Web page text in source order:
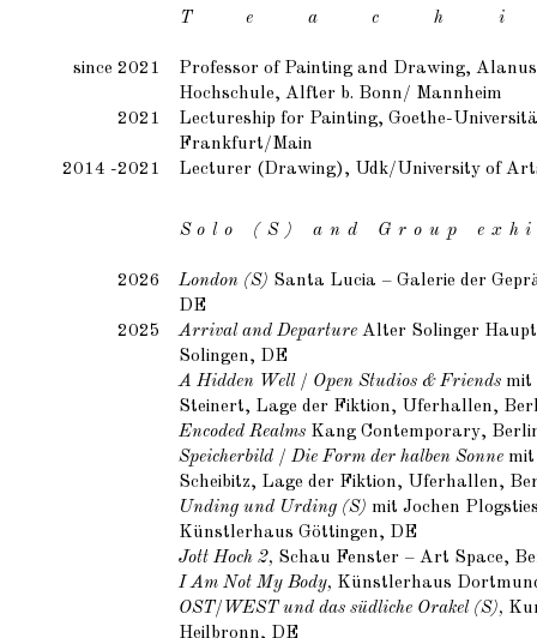
T e a c h i
since 2021
Professor of Painting and Drawing, Alanus
Hochschule, Alfter b. Bonn/ Mannheim
2021
Lectureship for Painting, Goethe-
Frankfurt/Main
2014 -2021
Lecturer (Drawing), Udk/University of
S o l o ( S ) a n d G r o u p e x h i
2026 London (S) Santa Lucia – Galerie der
DE
2025
Arrival and Departure Alter Solinger
Solingen, DE
A Hidden Well / Open Studios & Friends mit
Steinert, Lage der Fiktion, Uferhallen,
Encoded Realms Kang Contemporary,
Speicherbild / Die Form der halben Sonne
Scheibitz, Lage der Fiktion, Uferhallen,
Unding und Urding (S) mit Jochen
Künstlerhaus Göttingen, DE
Jott Hoch 2, Schau Fenster – Art Space,
I Am Not My Body, Künstlerhaus
OST/WEST und das südliche Orakel (S),
Heilbronn, DE